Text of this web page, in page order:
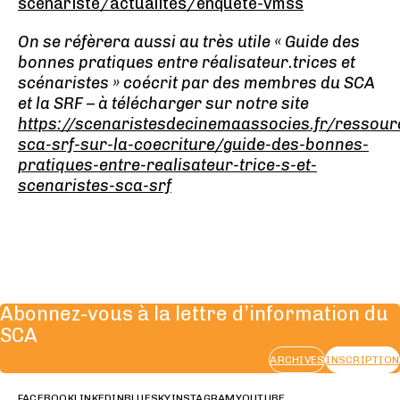
On se réfèrera aussi au très utile « Guide des
bonnes pratiques entre réalisateur.trices et
scénaristes » coécrit par des membres du SCA
et la SRF – à télécharger sur notre site
https://scenaristesdecinemaassocies.fr/
sca-srf-sur-la-coecriture/guide-des-bonnes-
pratiques-entre-realisateur-trice-s-et-
scenaristes-sca-srf
Abonnez-vous à la lettre d’information du
SCA
ARCHIVESINSCRIPTION